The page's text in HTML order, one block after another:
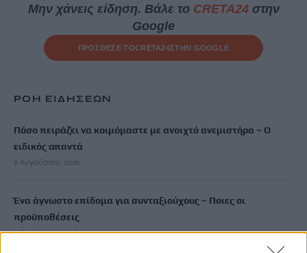
Μην χάνεις είδηση. Βάλε το CRETA24στην
Google
ΠΡΟΣΘΕΣΕ ΤΟCRETA24ΣΤΗΝ GOOGLE
ΡΟΗ ΕΙΔΗΣΕΩΝ
Πόσο πειράζει να κοιμόμαστε με ανοιχτό ανεμιστήρα – Ο
ειδικός απαντά
9 Αυγούστου, 2026
Ένα άγνωστο επίδομα για συνταξιούχους – Ποιες οι
προϋποθέσεις
9 Αυγούστου, 2026